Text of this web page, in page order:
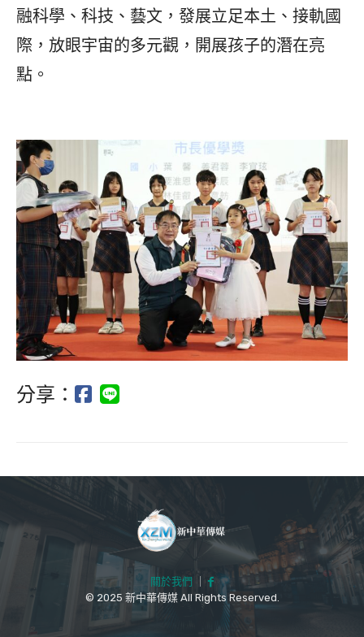
融科學、科技、藝文，發展立足本土、接軌國
際，放眼宇宙的多元觀，開展孩子的潛在亮
點。
分享：
關於我們
｜
© 2025 新中華傳媒 All Rights Reserved.